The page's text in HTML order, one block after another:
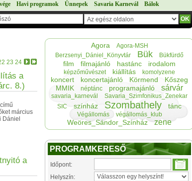
Havi programok Ünnepek Savaria Karnevál Bálok
23 24
a
8.)
március
Dániel
a
Agora
Agora-MSH
Berzsenyi_Dániel_Könyvtár
Bük Bükfürdő
film filmajánló hastánc irodalom
képzőművészet kiállítás komolyzene
koncert koncertajánló Körmend
Kőszeg
MMIK
néptánc programajánló sárvár
savaria_karnevál
Savaria_Szimfonikus_Zenekar
SIC
színház Szombathely tánc
Végállomás végállomás_klub
Weöres_Sándor_Színház zene
PROGRAMKERESŐ
Időpont:
Helyszín: